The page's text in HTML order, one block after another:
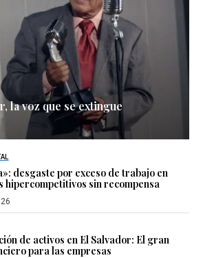
la voz que se extingue
desgaste por exceso de trabajo en
hipercompetitivos sin recompensa
de activos en El Salvador: El gran
para las empresas